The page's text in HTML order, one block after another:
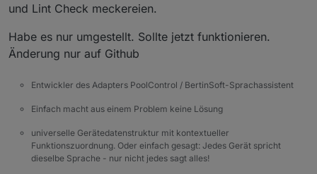
und Lint Check meckereien.
Habe es nur umgestellt. Sollte jetzt funktionieren.
Änderung nur auf Github
Entwickler des Adapters PoolControl / BertinSoft-Sprachassistent
Einfach macht aus einem Problem keine Lösung
universelle Gerätedatenstruktur mit kontextueller
Funktionszuordnung. Oder einfach gesagt: Jedes Gerät spricht
dieselbe Sprache - nur nicht jedes sagt alles!